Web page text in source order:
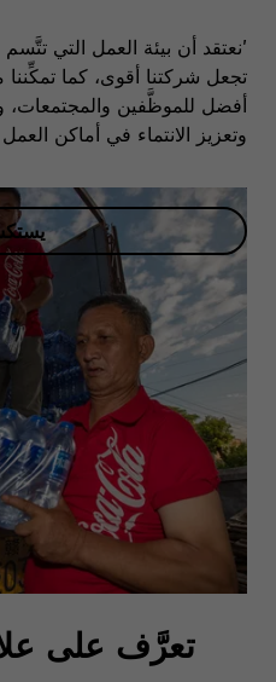
'نعتقد أن بيئة العمل التي تتَّسم
تجعل شركتنا أقوى، كما
أفضل للموظَّفين والمجتمعات،
وتعزيز الانتماء في أماكن
تعرَّف على